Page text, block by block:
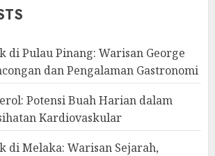
di Pulau Pinang: Warisan George
dan Pengalaman Gastronomi
Potensi Buah Harian dalam
Kardiovaskular
di Melaka: Warisan Sejarah,